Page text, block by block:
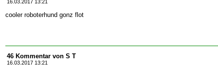
16.03.2017 13:21
cooler roboterhund gonz flot
46 Kommentar von S T
16.03.2017 13:21